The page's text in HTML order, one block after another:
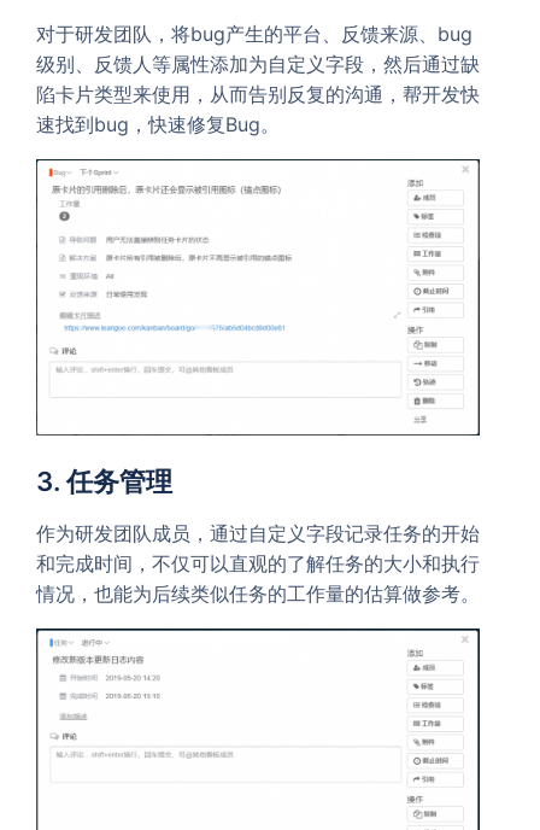
对于研发团队，将bug产生的平台、反馈来源、bug
级别、反馈人等属性添加为自定义字段，然后通过缺
陷卡片类型来使用，从而告别反复的沟通，帮开发快
速找到bug，快速修复Bug。
3. 任务管理
作为研发团队成员，通过自定义字段记录任务的开始
和完成时间，不仅可以直观的了解任务的大小和执行
情况，也能为后续类似任务的工作量的估算做参考。